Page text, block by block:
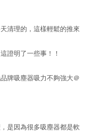
清理的，這樣輕鬆的推來
證明了一些事！！
牌吸塵器吸力不夠強大＠
是因為很多吸塵器都是軟